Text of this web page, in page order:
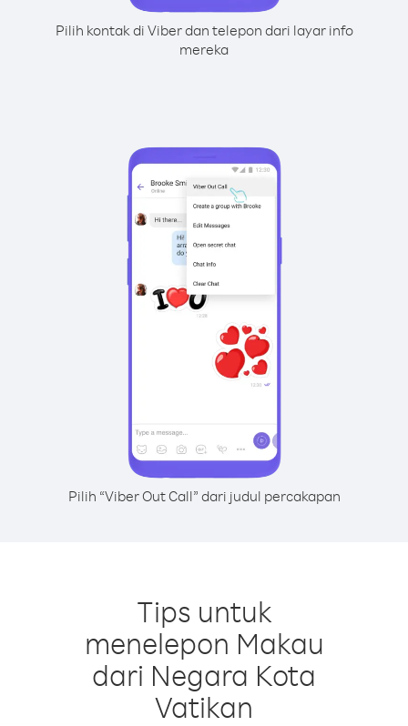
Pilih kontak di Viber dan telepon dari layar info
mereka
Pilih “Viber Out Call” dari judul percakapan
Tips untuk
menelepon Makau
dari Negara Kota
Vatikan